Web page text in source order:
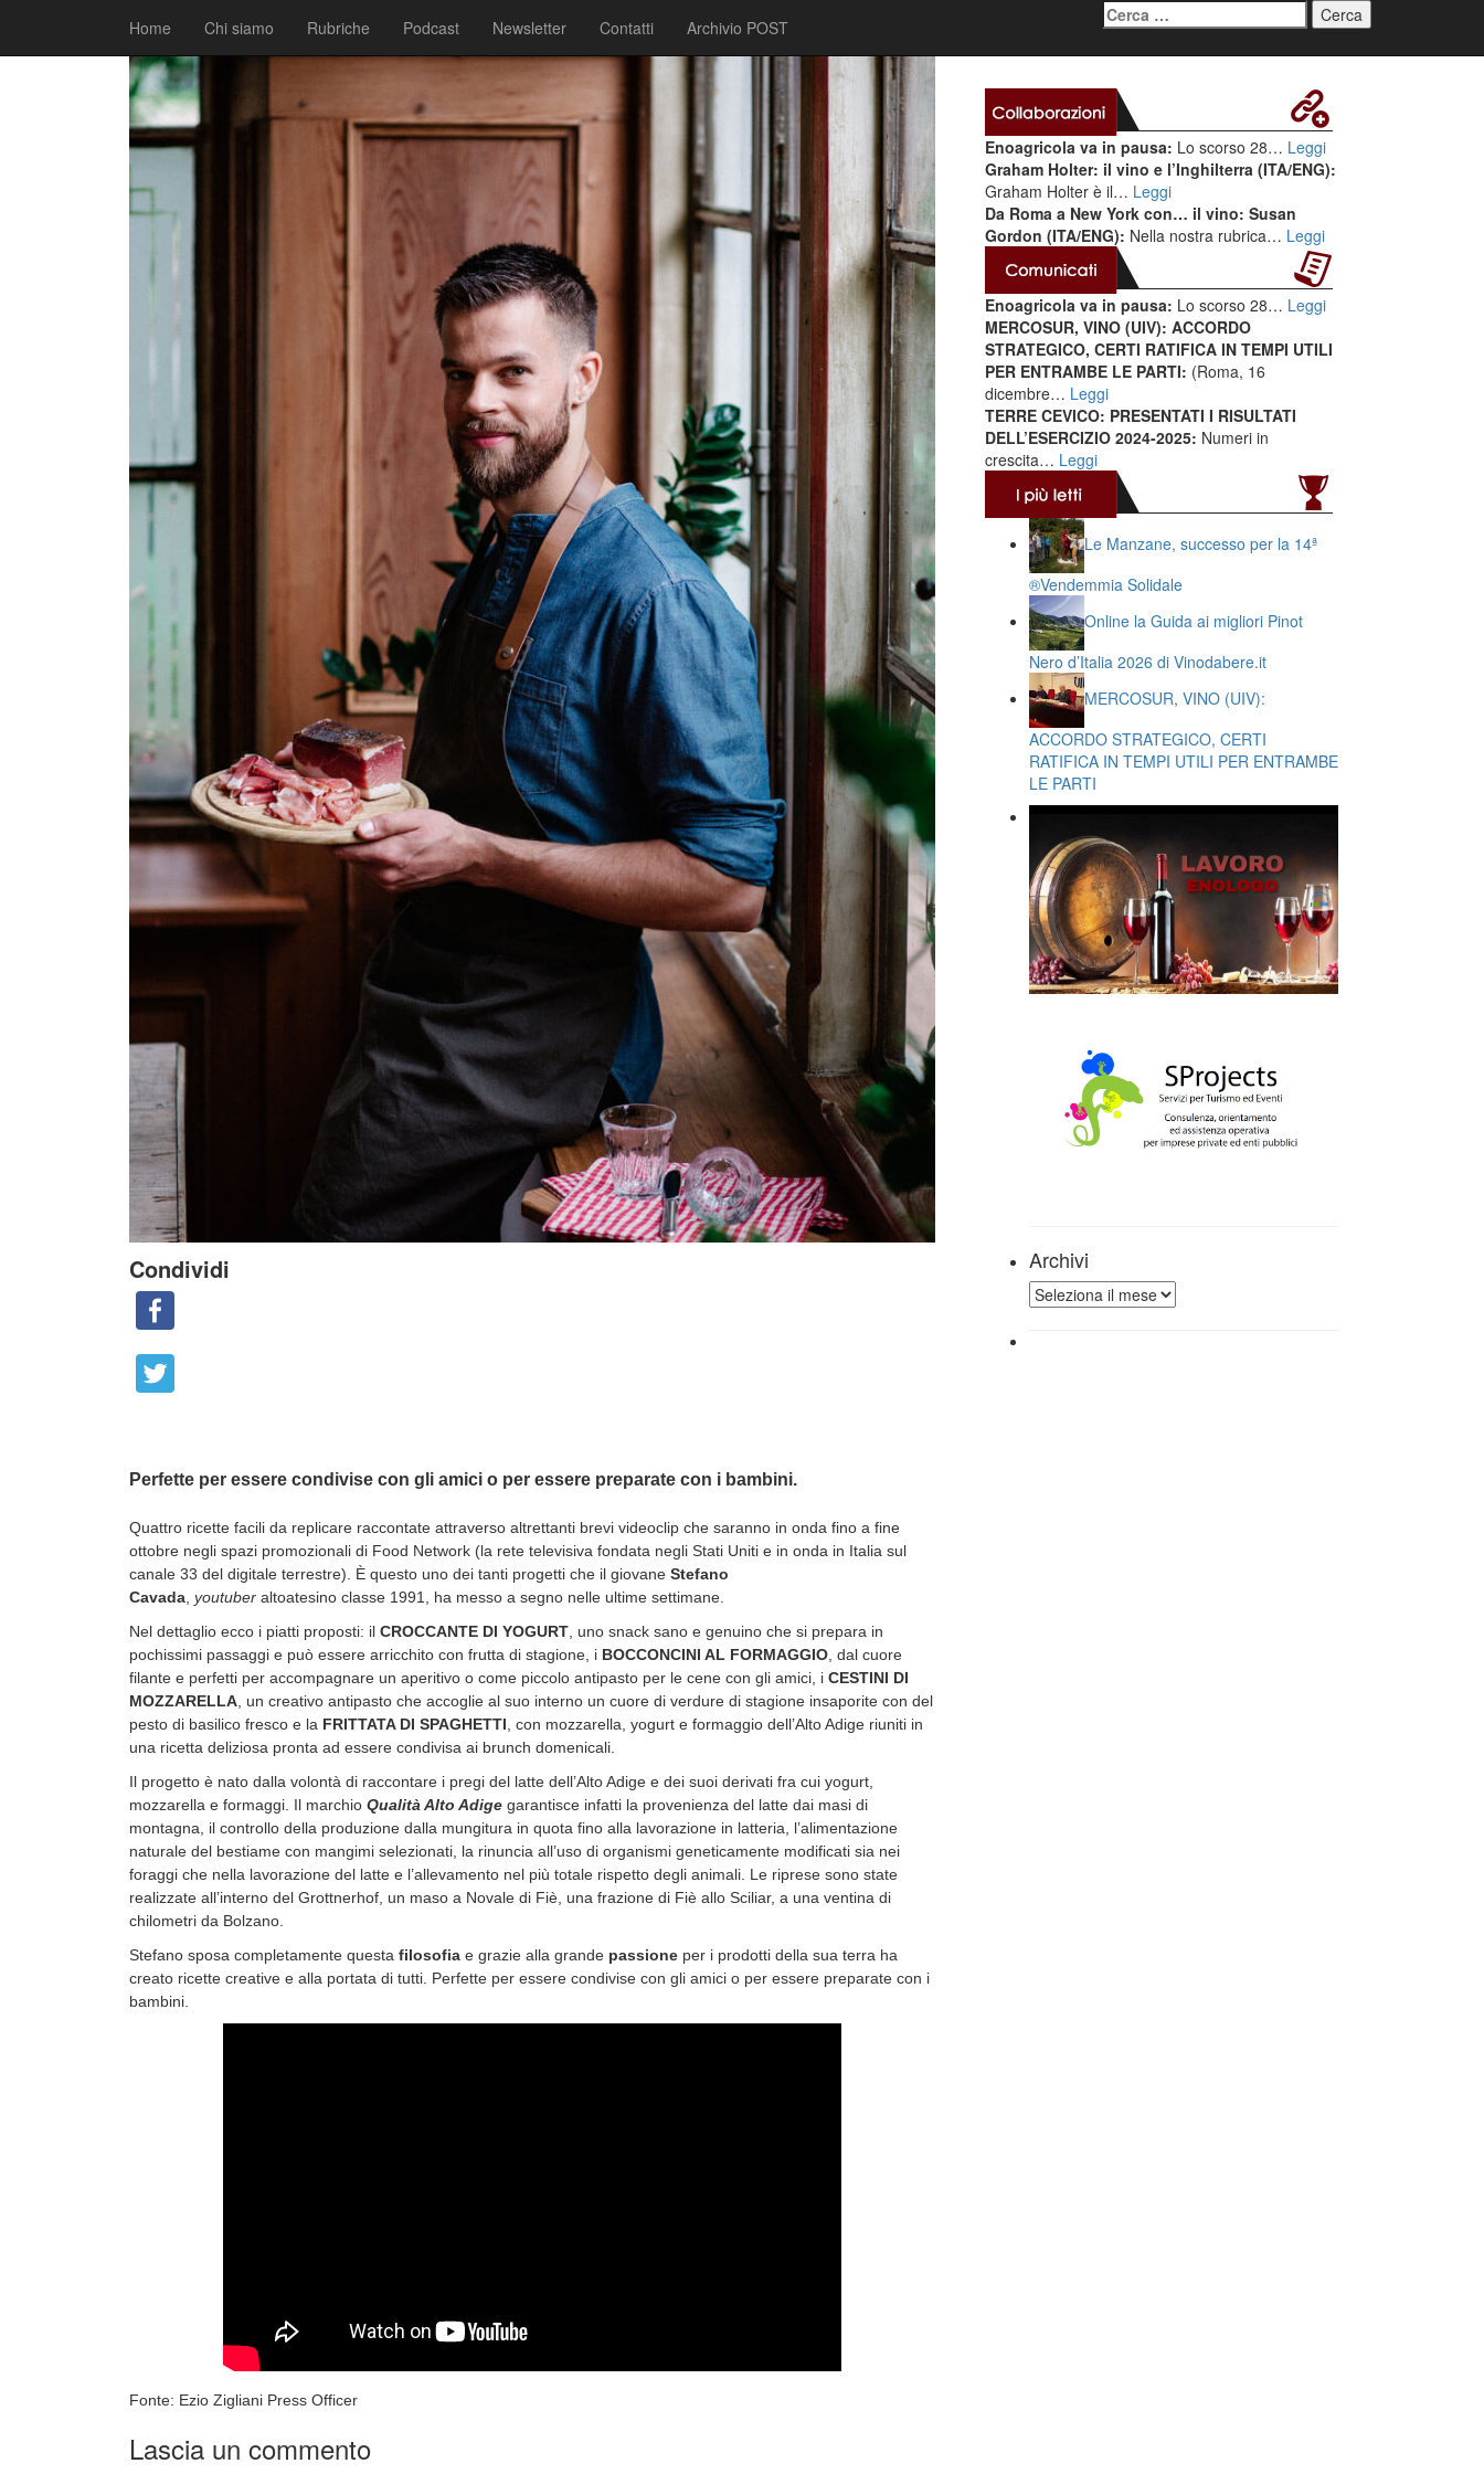
Home Chi siamo Rubriche Podcast Newsletter Contatti Archivio POST
Ricerca
per:
Condividi
Perfette per essere condivise con gli amici o per essere preparate con i bambini.
Quattro ricette facili da replicare raccontate attraverso altrettanti brevi videoclip che saranno in onda fino a fine
ottobre negli spazi promozionali di Food Network (la rete televisiva fondata negli Stati Uniti e in onda in Italia sul
canale 33 del digitale terrestre). È questo uno dei tanti progetti che il giovane Stefano
Cavada youtuber altoatesino classe 1991, ha messo a segno nelle ultime settimane.
Nel dettaglio ecco i piatti proposti: il CROCCANTE DI YOGURT , uno snack sano e genuino che si prepara in
pochissimi passaggi e può essere arricchito con frutta di stagione, i BOCCONCINI AL FORMAGGIO , dal cuore
filante e perfetti per accompagnare un aperitivo o come piccolo antipasto per le cene con gli amici, i CESTINI DI
MOZZARELLA , un creativo antipasto che accoglie al suo interno un cuore di verdure di stagione insaporite con del
pesto di basilico fresco e la FRITTATA DI SPAGHETTI , con mozzarella, yogurt e formaggio dell’Alto Adige riuniti in
una ricetta deliziosa pronta ad essere condivisa ai brunch domenicali.
Il progetto è nato dalla volontà di raccontare i pregi del latte dell’Alto Adige e dei suoi derivati fra cui yogurt,
mozzarella e formaggi. Il marchio Qualità Alto Adige garantisce infatti la provenienza del latte dai masi di
montagna, il controllo della produzione dalla mungitura in quota fino alla lavorazione in latteria, l’alimentazione
naturale del bestiame con mangimi selezionati, la rinuncia all’uso di organismi geneticamente modificati sia nei
foraggi che nella lavorazione del latte e l’allevamento nel più totale rispetto degli animali. Le riprese sono state
realizzate all’interno del Grottnerhof, un maso a Novale di Fiè, una frazione di Fiè allo Sciliar, a una ventina di
chilometri da Bolzano.
Stefano sposa completamente questa filosofia e grazie alla grande passione per i prodotti della sua terra ha
creato ricette creative e alla portata di tutti. Perfette per essere condivise con gli amici o per essere preparate con i
bambini.
Fonte: Ezio Zigliani Press Officer
Lascia un commento
Enoagricola va in pausa: Lo scorso 28… Leggi
Graham Holter: il vino e l’Inghilterra (ITA/ENG):
Graham Holter è il… Leggi
Da Roma a New York con… il vino: Susan
Gordon (ITA/ENG): Nella nostra rubrica… Leggi
Enoagricola va in pausa: Lo scorso 28… Leggi
MERCOSUR, VINO (UIV): ACCORDO
STRATEGICO, CERTI RATIFICA IN TEMPI UTILI
PER ENTRAMBE LE PARTI: (Roma, 16
dicembre… Leggi
TERRE CEVICO: PRESENTATI I RISULTATI
DELL’ESERCIZIO 2024-2025: Numeri in
crescita… Leggi
Le Manzane, successo per la 14ª
®️Vendemmia Solidale
Online la Guida ai migliori Pinot
Nero d’Italia 2026 di Vinodabere.it
MERCOSUR, VINO (UIV):
ACCORDO STRATEGICO, CERTI
RATIFICA IN TEMPI UTILI PER ENTRAMBE
LE PARTI
Archivi
Archivi